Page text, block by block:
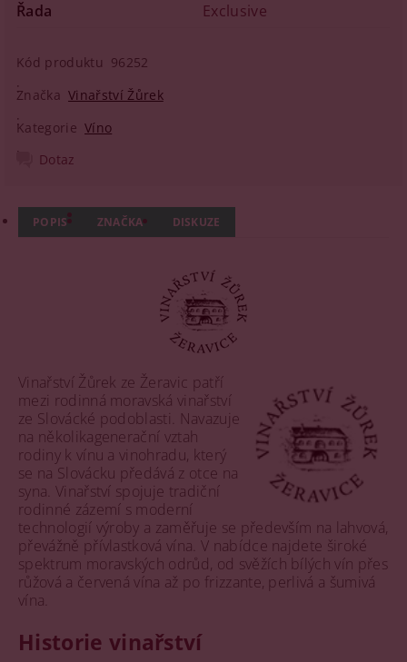
Řada
Exclusive
Kód produktu 96252
Značka Vinařství Žůrek
Kategorie Víno
Dotaz
POPIS ZNAČKA DISKUZE
Vinařství Žůrek ze Žeravic patří
mezi rodinná moravská vinařství
ze Slovácké podoblasti. Navazuje
na několikagenerační vztah
rodiny k vínu a vinohradu, který
se na Slovácku předává z otce na
syna. Vinařství spojuje tradiční
rodinné zázemí s moderní
technologií výroby a zaměřuje se především na lahvová,
převážně přívlastková vína. V nabídce najdete široké
spektrum moravských odrůd, od svěžích bílých vín přes
růžová a červená vína až po frizzante, perlivá a šumivá
vína.
Historie vinařství